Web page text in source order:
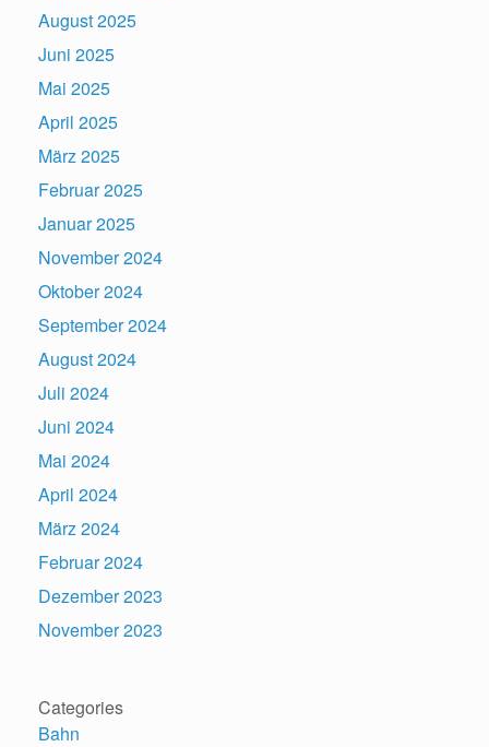
August 2025
Juni 2025
Mai 2025
April 2025
März 2025
Februar 2025
Januar 2025
November 2024
Oktober 2024
September 2024
August 2024
Juli 2024
Juni 2024
Mai 2024
April 2024
März 2024
Februar 2024
Dezember 2023
November 2023
Categories
Bahn